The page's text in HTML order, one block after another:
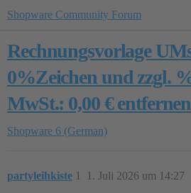
Shopware Community Forum
Rechnungsvorlage
0%Zeichen und zzgl.
MwSt.: 0,00 € entfernen
Shopware 6 (German)
partyleihkiste 1. Juli 2026 um 14:27
1